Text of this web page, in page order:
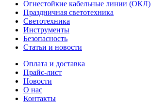
Огнестойкие кабельные линии (ОКЛ)
Праздничная светотехника
Светотехника
Инструменты
Безопасность
Статьи и новости
Оплата и доставка
Прайс-лист
Новости
О нас
Контакты